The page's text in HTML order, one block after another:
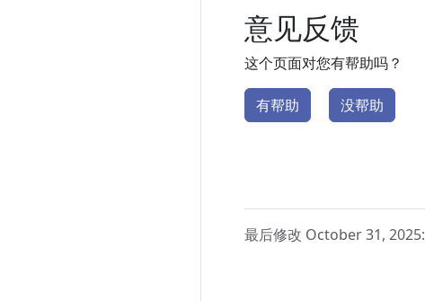
意见反馈
这个页面对您有帮助吗？
有帮助 没帮助
最后修改 October 31, 2025: